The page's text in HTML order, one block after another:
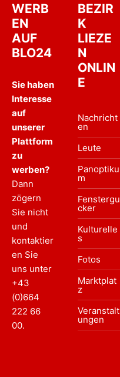
WERB
EN
AUF
BLO24
Sie haben
Interesse
auf
unserer
Plattform
zu
werben?
Dann
zögern
Sie nicht
und
kontaktier
en Sie
uns unter
+43
(0)664
222 66
00.
BEZIR
K
LIEZE
N
ONLIN
E
Nachricht
en
Leute
Panoptiku
m
Fenstergu
cker
Kulturelle
s
Fotos
Marktplat
z
Veranstalt
ungen